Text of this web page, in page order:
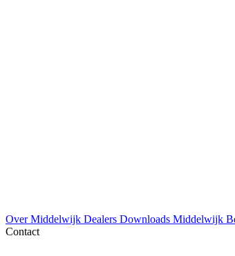
Over Middelwijk Dealers Downloads Middelwijk
Contact